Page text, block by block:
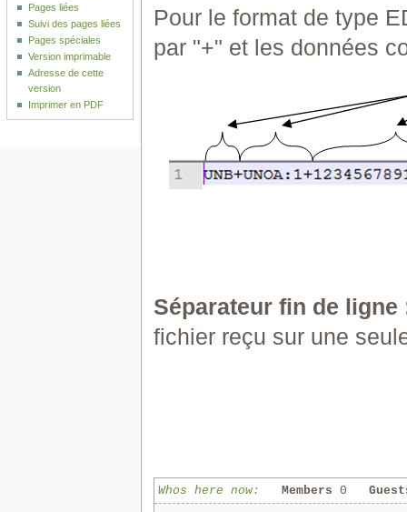
Pour le format de type
par "+" et les données
Séparateur fin de ligne
fichier reçu sur une
Whos here now: Members 0
Pages liées
Suivi des pages liées
Pages spéciales
Version imprimable
Adresse de cette
version
Imprimer en PDF